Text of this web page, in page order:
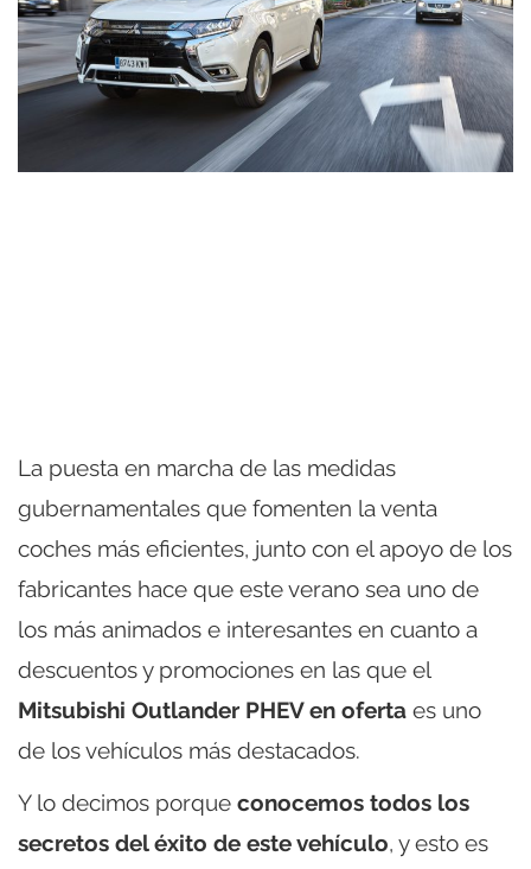
La puesta en marcha de las medidas
gubernamentales que fomenten la venta
coches más eficientes, junto con el apoyo de los
fabricantes hace que este verano sea uno de
los más animados e interesantes en cuanto a
descuentos y promociones en las que el
Mitsubishi Outlander PHEV en oferta es uno
de los vehículos más destacados.
Y lo decimos porque conocemos todos los
secretos del éxito de este vehículo, y esto es